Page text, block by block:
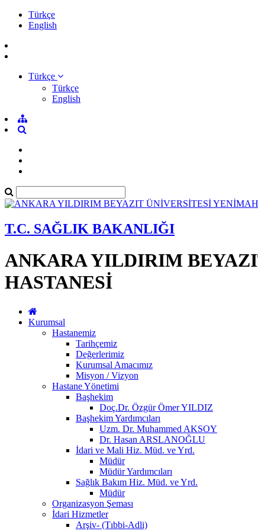
Türkçe
English
Türkçe
Türkçe
English
T.C. SAĞLIK BAKANLIĞI
ANKARA YILDIRIM
HASTANESİ
Kurumsal
Hastanemiz
Tarihçemiz
Değerlerimiz
Kurumsal Amacımız
Misyon / Vizyon
Hastane Yönetimi
Başhekim
Doç.Dr. Özgür Ömer YILDIZ
Başhekim Yardımcıları
Uzm. Dr. Muhammed AKSOY
Dr. Hasan ARSLANOĞLU
İdari ve Mali Hiz. Müd. ve Yrd.
Müdür
Müdür Yardımcıları
Sağlık Bakım Hiz. Müd. ve Yrd.
Müdür
Organizasyon Şeması
İdari Hizmetler
Arşiv- (Tıbbi-Adli)